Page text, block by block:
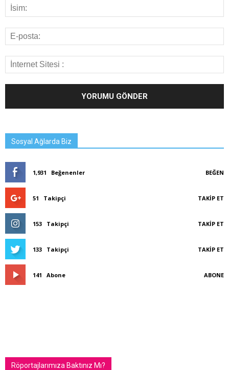
Sosyal Ağlarda Biz
1,931 Beğenenler BEĞEN
51 Takipçi TAKIP ET
153 Takipçi TAKIP ET
133 Takipçi TAKIP ET
141 Abone ABONE
Röportajlarımıza Baktınız Mı?